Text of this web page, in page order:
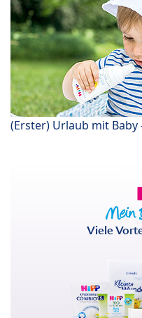
(Erster) Urlaub mit
Viele